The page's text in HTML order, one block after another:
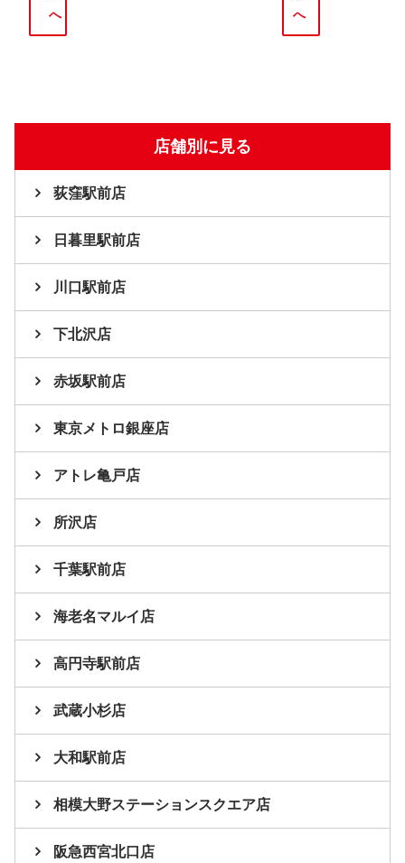
へ
へ
店舗別に見る
荻窪駅前店
日暮里駅前店
川口駅前店
下北沢店
赤坂駅前店
東京メトロ銀座店
アトレ亀戸店
所沢店
千葉駅前店
海老名マルイ店
高円寺駅前店
武蔵小杉店
大和駅前店
相模大野ステーションスクエア店
阪急西宮北口店